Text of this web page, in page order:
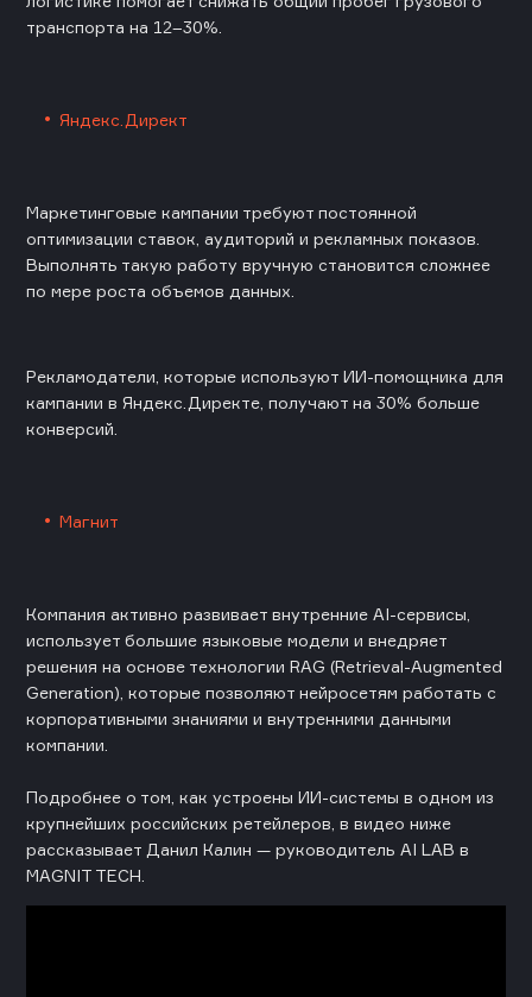
транспорта на 12–30%.
Яндекс.Директ
Маркетинговые кампании требуют постоянной
оптимизации ставок, аудиторий и рекламных показов.
Выполнять такую работу вручную становится сложнее
по мере роста объемов данных.
Рекламодатели, которые используют ИИ-помощника для
кампании в Яндекс.Директе, получают на 30% больше
конверсий.
Магнит
Компания активно развивает внутренние AI-сервисы,
использует большие языковые модели и внедряет
решения на основе технологии RAG (Retrieval-Augmented
Generation), которые позволяют нейросетям работать с
корпоративными знаниями и внутренними данными
компании.
Подробнее о том, как устроены ИИ-системы в одном из
крупнейших российских ретейлеров, в видео ниже
рассказывает Данил Калин — руководитель AI LAB в
MAGNIT TECH.